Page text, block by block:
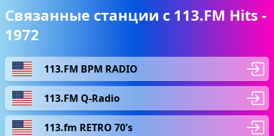
Связанные станции с 113.FM Hits -
1972
113.FM BPM RADIO
113.FM Q-Radio
113.fm RETRO 70's